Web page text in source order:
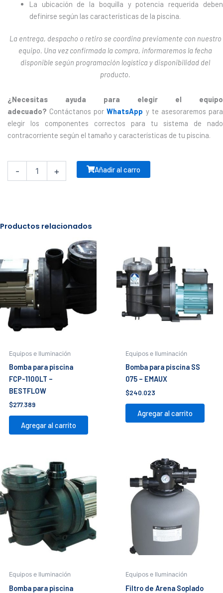
La ubicación de la boquilla y potencia requerida deben
definirse según las características de la piscina.
La entrega, despacho o retiro se coordina previamente con nuestro
equipo. Una vez confirmada la compra, informaremos la fecha
disponible según programación logística y disponibilidad del
producto.
¿Necesitas ayuda para elegir el equipo
adecuado? Contáctanos porWhatsApp y te asesoraremos para
elegir los componentes correctos para tu sistema de nado
contracorriente según el tamaño y características de tu piscina.
-
Contracorriente
cantidad
+ Añadir al carro
Productos relacionados
Equipos e Iluminación
Bomba para piscina
FCP-1100LT –
BESTFLOW
$277.389
Agregar al carrito
Equipos e Iluminación
Bomba para piscina SS
075 – EMAUX
$240.023
Agregar al carrito
Equipos e Iluminación
Bomba para piscina
Equipos e Iluminación
Filtro de Arena Soplado